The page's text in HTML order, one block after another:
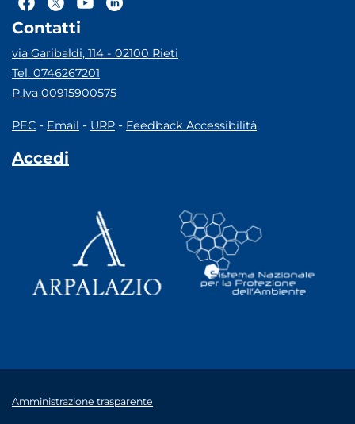
Contatti
via Garibaldi, 114 - 02100 Rieti
Tel. 0746267201
P.Iva 00915900575
PEC - Email - URP - Feedback Accessibilità
Accedi
Amministrazione trasparente